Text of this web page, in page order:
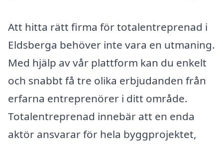
Att hitta rätt firma för totalentreprenad i
Eldsberga behöver inte vara en utmaning.
Med hjälp av vår plattform kan du enkelt
och snabbt få tre olika erbjudanden från
erfarna entreprenörer i ditt område.
Totalentreprenad innebär att en enda
aktör ansvarar för hela byggprojektet,